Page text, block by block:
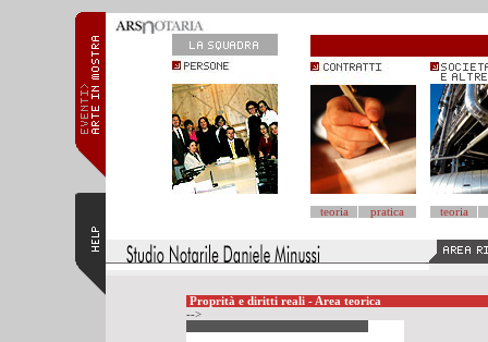
teoria pratica teoria
Proprità e diritti reali - Area teorica
-->